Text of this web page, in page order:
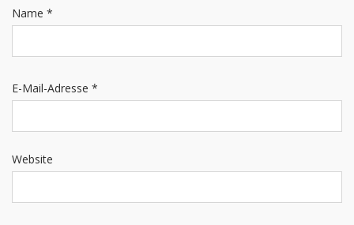
Name *
E-Mail-Adresse *
Website